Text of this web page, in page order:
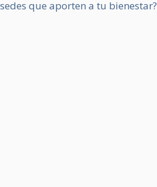
sedes que aporten a tu bienestar?